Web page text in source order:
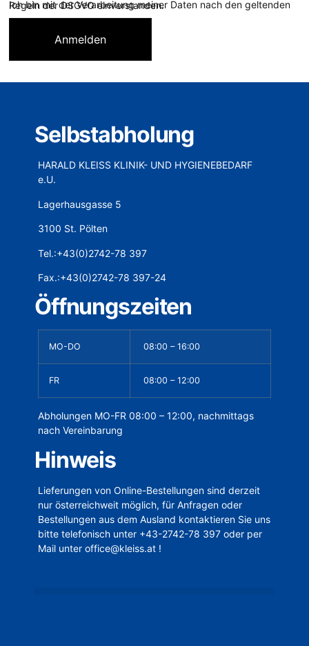
Ich bin mit der Verarbeitung meiner Daten nach den geltenden Regeln der DSGVO einverstanden.
Anmelden
Selbstabholung
HARALD KLEISS KLINIK- UND HYGIENEBEDARF
e.U.
Lagerhausgasse 5
3100 St. Pölten
Tel.:+43(0)2742-78 397
Fax.:+43(0)2742-78 397-24
Öffnungszeiten
MO-DO 08:00 – 16:00
FR 08:00 – 12:00
Abholungen MO-FR 08:00 – 12:00, nachmittags
nach Vereinbarung
Hinweis
Lieferungen von Online-Bestellungen sind derzeit
nur österreichweit möglich, für Anfragen oder
Bestellungen aus dem Ausland kontaktieren Sie uns
bitte telefonisch unter +43-2742-78 397 oder per
Mail unter office@kleiss.at !